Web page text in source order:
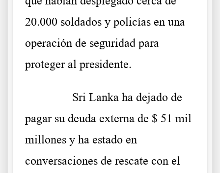
20.000 soldados y policías en una
operación de seguridad para
proteger al presidente.
Sri Lanka ha dejado de
pagar su deuda externa de $ 51 mil
millones y ha estado en
conversaciones de rescate con el